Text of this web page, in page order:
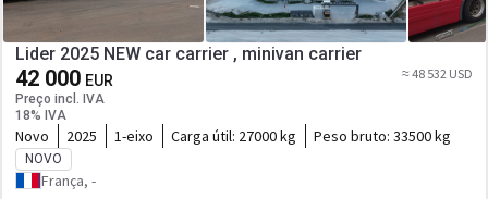
Lider 2025 NEW car carrier , minivan carrier
42 000 EUR
Preço incl. IVA
18% IVA
≈ 48 532 USD
Novo 2025 1-eixo Carga útil: 27000 kg Peso bruto: 33500 kg
NOVO
França, -